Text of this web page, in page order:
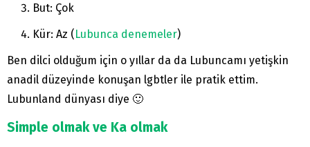
But: Çok
Kür: Az (Lubunca denemeler)
Ben dilci olduğum için o yıllar da da Lubuncamı yetişkin
anadil düzeyinde konuşan lgbtler ile pratik ettim.
Lubunland dünyası diye 🙂
Simple olmak ve Ka olmak